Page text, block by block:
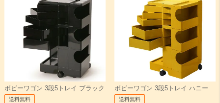
ボビーワゴン 3段5トレイ ブラック
送料無料
ボビーワゴン 3段5トレイ ハニー
送料無料